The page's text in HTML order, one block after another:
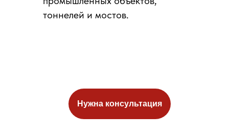
тоннелей и мостов.
Нужна консультация